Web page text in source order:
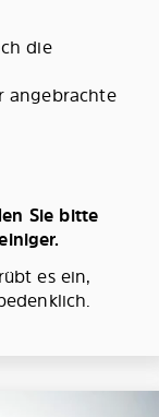
die
angebrachte
Sie bitte
es ein,